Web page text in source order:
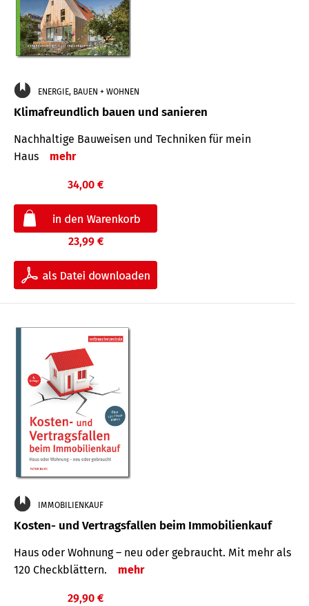
ENERGIE, BAUEN + WOHNEN
Klimafreundlich bauen und sanieren
Nachhaltige Bauweisen und Techniken für mein
Haus
mehr
34,00 €
23,99 €
IMMOBILIENKAUF
Kosten- und Vertragsfallen beim Immobilienkauf
Haus oder Wohnung – neu oder gebraucht. Mit mehr als
120 Check­blättern.
mehr
29,90 €